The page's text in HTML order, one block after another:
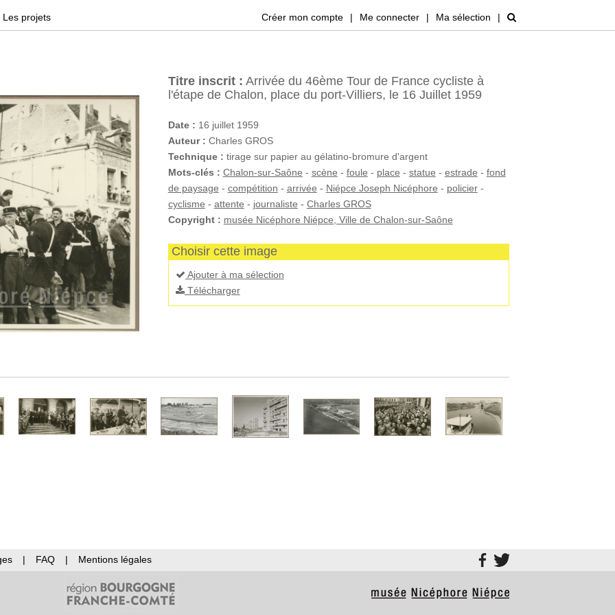
Les projets Créer mon compte | Me connecter | Ma sélection |
Titre inscrit : Arrivée du 46ème Tour de France cycliste à
l'étape de Chalon, place du port-Villiers, le 16 Juillet 1959
Date : 16 juillet 1959
Auteur : Charles GROS
Technique : tirage sur papier au gélatino-bromure d'argent
Mots-clés : Chalon-sur-Saône - scène - foule - place - statue - estrade - fond
de paysage - compétition - arrivée - Niépce Joseph Nicéphore - policier-
cyclisme - attente - journaliste - Charles GROS
Copyright : musée Nicéphore Niépce, Ville de Chalon-sur-Saône
Choisir cette image
Ajouter à ma sélection
Télécharger
| FAQ | Mentions légales